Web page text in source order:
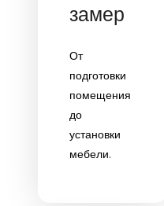
замер
От
подготовки
помещения
до
установки
мебели.